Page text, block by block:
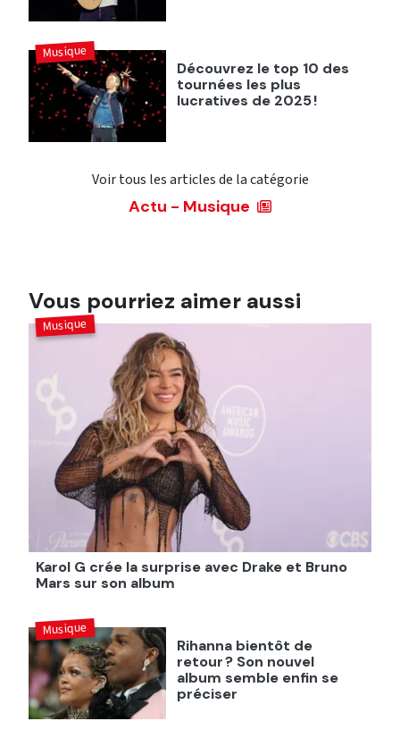
Découvrez le top 10 des
tournées les plus
lucratives de 2025 !
Musique
Voir tous les articles de la catégorie
Actu - Musique
Vous pourriez aimer aussi
Karol G crée la surprise avec Drake et Bruno
Mars sur son album
Musique
Rihanna bientôt de
retour ? Son nouvel
album semble enfin se
préciser
Musique